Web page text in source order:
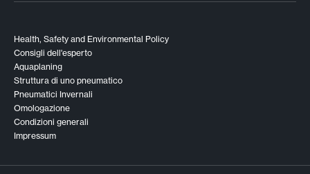
Health, Safety and Environmental Policy
Consigli dell'esperto
Aquaplaning
Struttura di uno pneumatico
Pneumatici Invernali
Omologazione
Condizioni generali
Impressum